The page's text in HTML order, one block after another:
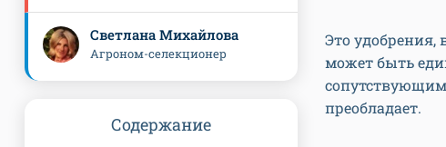
Это удобрения,
может быть
преобладает.
Светлана Михайлова
Агроном-селекционер
Содержание